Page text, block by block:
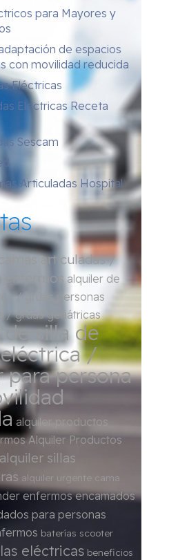
para Mayores y
de espacios
con movilidad reducida
Eléctricas
Electricas Receta
Sescam
Articuladas Hospital
articuladas /
enfermos alquiler de
/ grúas personas
/ grúas geriátricas
silla de
/
para persona
alquiler productos
Alquiler Productos
alquiler sillas
alquiler urgente cama
enfermos encamados
para personas
baterías scooter
eléctricas beneficios